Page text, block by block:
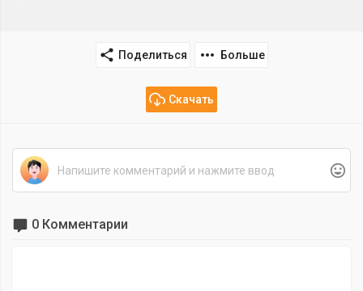
Поделиться Больше
Скачать
0 Комментарии